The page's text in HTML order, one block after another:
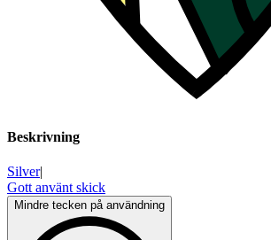
Beskrivning
Silver|
Gott använt skick
Mindre tecken på användning